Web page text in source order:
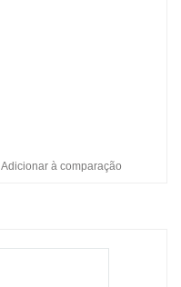
Adicionar à comparação